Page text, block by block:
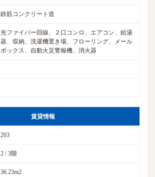
鉄筋コンクリート造
光ファイバー回線、２口コンロ、エアコン、給湯
器、収納、洗濯機置き場、フローリング、メール
ボックス、自動火災警報機、消火器
賃貸情報
203
2 / 3階
36.23m2